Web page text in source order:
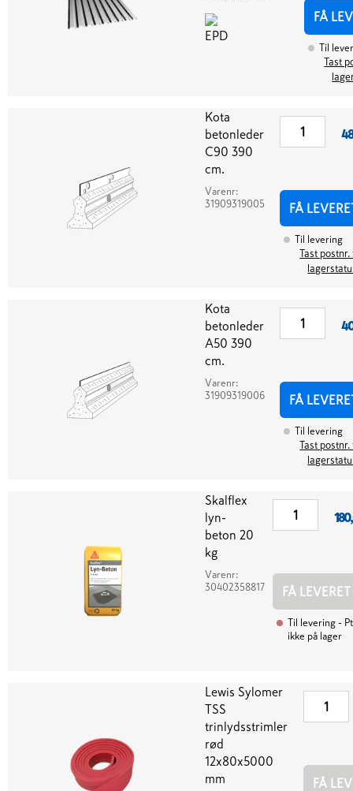
FÅ
Til
Tast
Kota
betonleder
C90 390
cm.
Varenr:
31909319005
FÅ
Til levering
Tast postnr.
Kota
betonleder
A50 390
cm.
Varenr:
31909319006
FÅ
Til levering
Tast postnr.
Skalflex
lyn-
beton 20
kg
Varenr:
30402358817
FÅ LEVERET
Til levering -
ikke på lager
Lewis Sylomer
TSS
trinlydsstrimler
rød
12x80x5000
mm
FÅ